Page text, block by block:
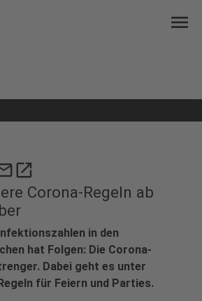
menu
open_in_new
Corona-Regeln ab
in den
hat Folgen: Die Corona-
Dabei geht es unter
für Feiern und Parties.